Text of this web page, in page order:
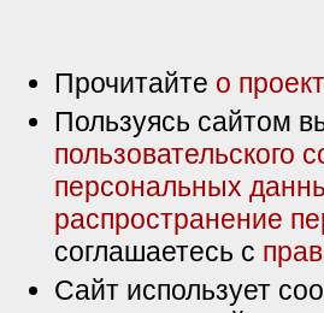
Прочитайте о
Пользуясь сайтом
пользовательского
персональных
распространение
соглашаетесь с
Сайт использует